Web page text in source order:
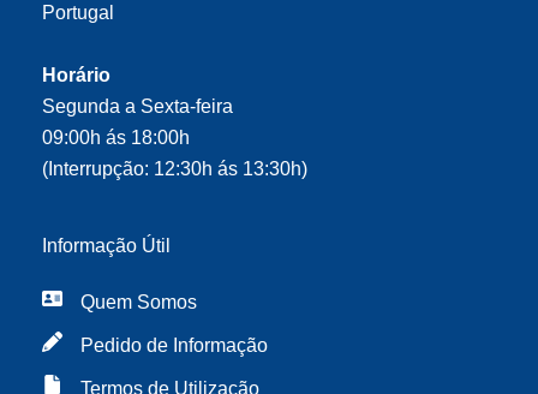
Portugal
Horário
Segunda a Sexta-feira
09:00h ás 18:00h
(Interrupção: 12:30h ás 13:30h)
Informação Útil
Quem Somos
Pedido de Informação
Termos de Utilização